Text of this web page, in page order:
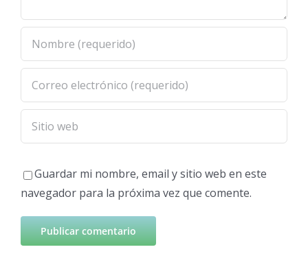
Guardar mi nombre, email y sitio web en este
navegador para la próxima vez que comente.